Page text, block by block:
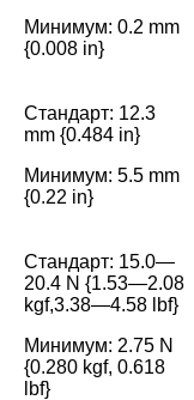
Минимум: 0.2 mm
{0.008 in}
Стандарт: 12.3
mm {0.484 in}
Минимум: 5.5 mm
{0.22 in}
Стандарт: 15.0—
20.4 N {1.53—2.08
kgf,3.38—4.58 lbf}
Минимум: 2.75 N
{0.280 kgf, 0.618
lbf}